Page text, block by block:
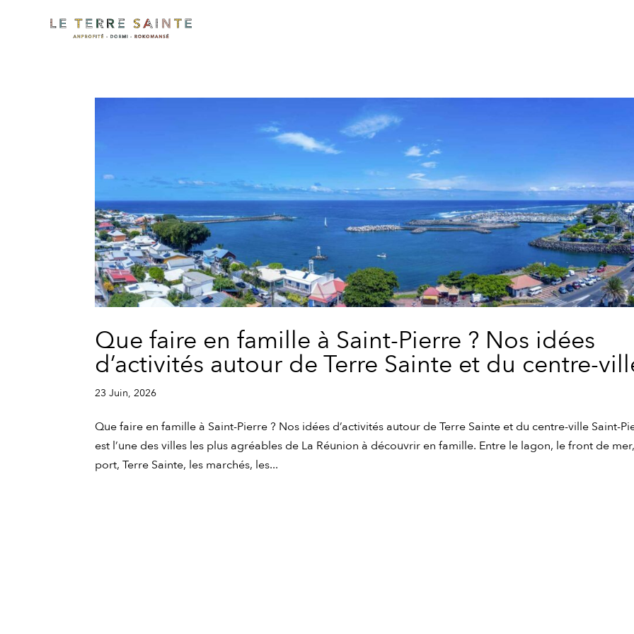
Que faire en famille à Saint-Pierre ? Nos idées
d’activités autour de Terre Sainte et du centre-
23 Juin, 2026
Que faire en famille à Saint-Pierre ? Nos idées d’activités autour de Terre Sainte et du centre-ville Saint-
est l’une des villes les plus agréables de La Réunion à découvrir en famille. Entre le lagon, le front de
port, Terre Sainte, les marchés, les...